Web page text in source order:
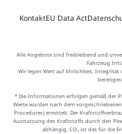
KontaktEU Data Act
Alle Angebote sind freibleibend und
Fahrzeug
Wir legen Wert auf Ehrlichkeit, Integrität
* Die Informationen erfolgen gemäß der
Werte wurden nach dem
Procedures) ermittelt. Der
Ausnutzung des Kraftstoffs durch den
abhängig. CO₂ ist das für die